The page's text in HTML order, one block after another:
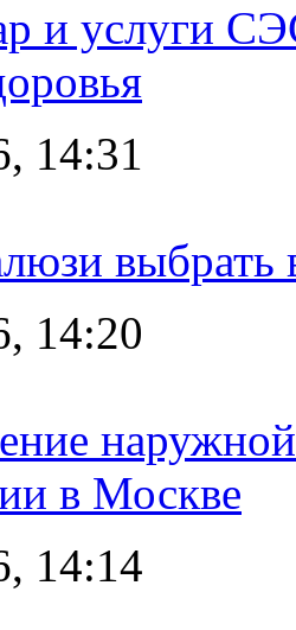
и услуги
14:31
выбрать
14:20
в Москве
14:14